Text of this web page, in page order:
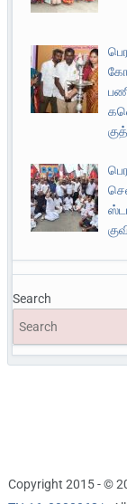
Search
Copyright 2015 - ©